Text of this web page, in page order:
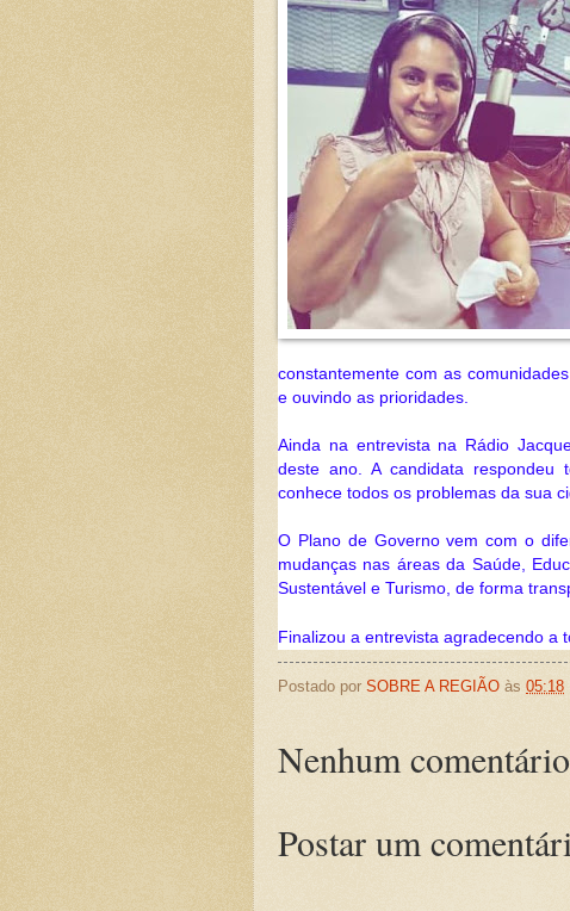
constantemente com as
e ouvindo as prioridades.
Ainda na entrevista na Rádio
deste ano. A candidata respondeu
conhece todos os problemas da sua
O Plano de Governo vem com o
mudanças nas áreas da Saúde,
Sustentável e Turismo, de forma
Finalizou a entrevista agradecendo a
Postado por SOBRE A REGIÃO às 05:18
Nenhum
Postar um